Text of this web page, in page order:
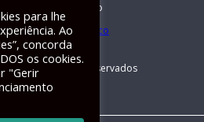
Electrónico
Todos os direitos reservados
para lhe
Ao
concorda
os cookies.
"Gerir